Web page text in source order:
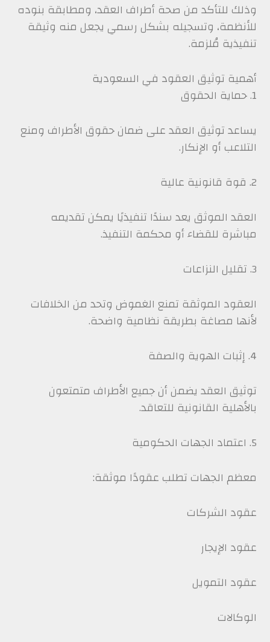
وذلك للتأكد من صحة أطراف العقد، ومطابقة بنوده
للأنظمة، وتسجيله بشكل رسمي يجعل منه وثيقة
تنفيذية مُلزمة.
أهمية توثيق العقود في السعودية
1. حماية الحقوق
يساعد توثيق العقد على ضمان حقوق الأطراف ومنع
التلاعب أو الإنكار.
2. قوة قانونية عالية
العقد الموثق يعد سندًا تنفيذيًا يمكن تقديمه
مباشرة للقضاء أو محكمة التنفيذ.
3. تقليل النزاعات
العقود الموثقة تمنع الغموض وتحد من الخلافات
لأنها مصاغة بطريقة نظامية واضحة.
4. إثبات الهوية والصفة
توثيق العقد يضمن أن جميع الأطراف متمتعون
بالأهلية القانونية للتعاقد.
5. اعتماد الجهات الحكومية
معظم الجهات تطلب عقودًا موثقة:
عقود الشركات
عقود الإيجار
عقود التمويل
الوكالات